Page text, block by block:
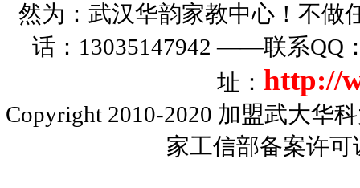
然为：武汉华韵家教中心！不做
话：13035147942 ——联系QQ
址： http://
Copyright 2010-2020 加盟武大华
家工信部备案许可